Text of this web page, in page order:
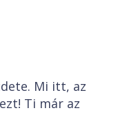
Mi itt, az
Ti már az